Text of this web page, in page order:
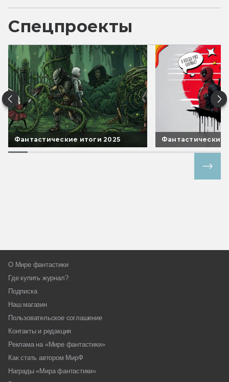
Спецпроекты
Фантастические итоги 2025 Фантастические
О Мире фантастики
Где купить журнал?
Подписка
Наш магазин
Пользовательское соглашение
Контакты и редакция
Реклама на «Мире фантастики»
Как стать автором МирФ
Награды «Мира фантастики»